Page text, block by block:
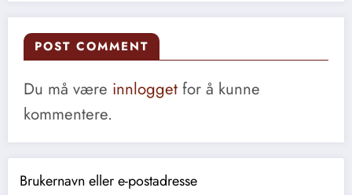
POST COMMENT
Du må være innlogget for å kunne
kommentere.
Brukernavn eller e-postadresse